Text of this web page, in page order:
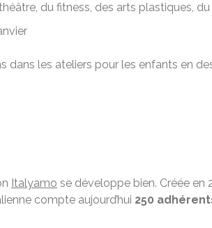
du fitness, des arts plastiques,
les ateliers pour les enfants en
Italyamo se développe bien. Créée en
compte aujourd’hui 250